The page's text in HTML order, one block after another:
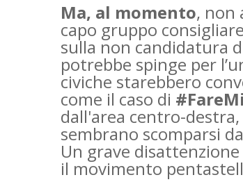
Ma, al momento, non
capo gruppo consigliare
sulla non candidatura
potrebbe spinge per
civiche starebbero
come il caso di
dall'area centro-
sembrano scomparsi
Un grave
il movimento